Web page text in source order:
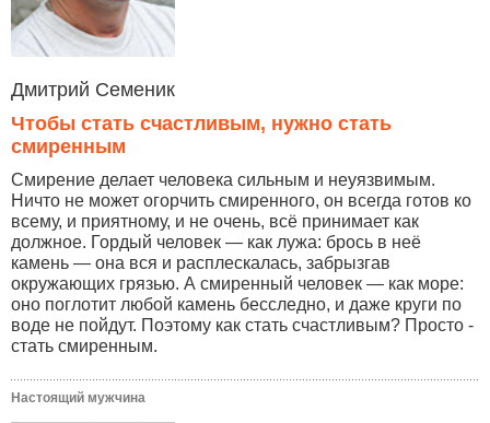
Дмитрий Семеник
Чтобы стать счастливым, нужно стать
смиренным
Смирение делает человека сильным и неуязвимым.
Ничто не может огорчить смиренного, он всегда готов ко
всему, и приятному, и не очень, всё принимает как
должное. Гордый человек — как лужа: брось в неё
камень — она вся и расплескалась, забрызгав
окружающих грязью. А смиренный человек — как море:
оно поглотит любой камень бесследно, и даже круги по
воде не пойдут. Поэтому как стать счастливым? Просто -
стать смиренным.
Настоящий мужчина